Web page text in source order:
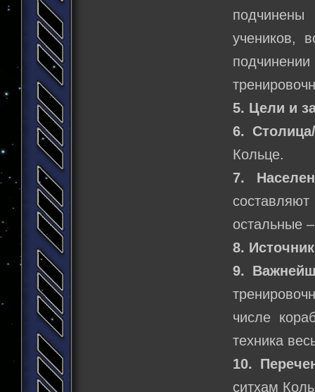
подчинены
учеников,
5. Цели и
6.
Кольце.
7.
остальные
8.
9.
числе
техника
10.
ситхам